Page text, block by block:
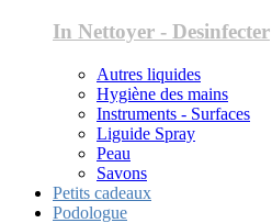
In Nettoyer - Desinfecter
Autres liquides
Hygiène des mains
Instruments - Surfaces
Liguide Spray
Peau
Savons
Petits cadeaux
Podologue